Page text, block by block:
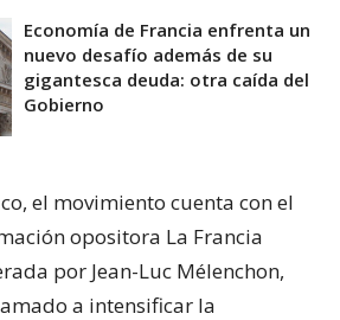
Economía de Francia enfrenta un
nuevo desafío además de su
gigantesca deuda: otra caída del
Gobierno
el movimiento cuenta con el
opositora La Francia
por Jean-Luc Mélenchon,
a intensificar la